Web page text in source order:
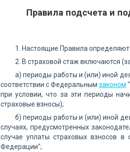
Правила подсчета и
1. Настоящие Правила определяют
2. В страховой стаж включаются
а) периоды работы и (или) иной
соответствии с Федеральным законом
при условии, что за эти периоды
страховые взносы);
б) периоды работы и (или) иной
случаях, предусмотренных
случае уплаты страховых взносов в
Федерации";